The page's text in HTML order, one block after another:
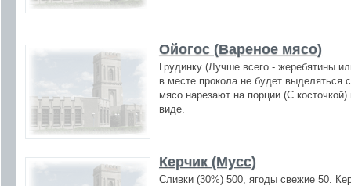
Ойогос (Вареное мясо)
Грудинку (Лучше всего - жеребятины
в месте прокола не будет выделяться
мясо нарезают на порции (С
виде.
Керчик (Мусс)
Сливки (30%) 500, ягоды свежие 50.